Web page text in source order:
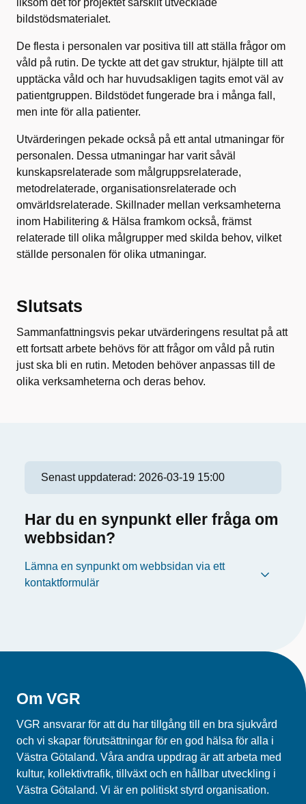
liksom det för projektet särskilt utvecklade
bildstödsmaterialet.
De flesta i personalen var positiva till att ställa frågor om
våld på rutin. De tyckte att det gav struktur, hjälpte till att
upptäcka våld och har huvudsakligen tagits emot väl av
patientgruppen. Bildstödet fungerade bra i många fall,
men inte för alla patienter.
Utvärderingen pekade också på ett antal utmaningar för
personalen. Dessa utmaningar har varit såväl
kunskapsrelaterade som målgruppsrelaterade,
metodrelaterade, organisationsrelaterade och
omvärldsrelaterade. Skillnader mellan verksamheterna
inom Habilitering & Hälsa framkom också, främst
relaterade till olika målgrupper med skilda behov, vilket
ställde personalen för olika utmaningar.
Slutsats
Sammanfattningsvis pekar utvärderingens resultat på att
ett fortsatt arbete behövs för att frågor om våld på rutin
just ska bli en rutin. Metoden behöver anpassas till de
olika verksamheterna och deras behov.
Senast uppdaterad: 2026-03-19 15:00
Har du en synpunkt eller fråga om
webbsidan?
Lämna en synpunkt om webbsidan via ett
kontaktformulär
Om VGR
VGR ansvarar för att du har tillgång till en bra sjukvård
och vi skapar förutsättningar för en god hälsa för alla i
Västra Götaland. Våra andra uppdrag är att arbeta med
kultur, kollektivtrafik, tillväxt och en hållbar utveckling i
Västra Götaland. Vi är en politiskt styrd organisation.